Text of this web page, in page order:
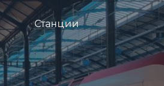
Станции